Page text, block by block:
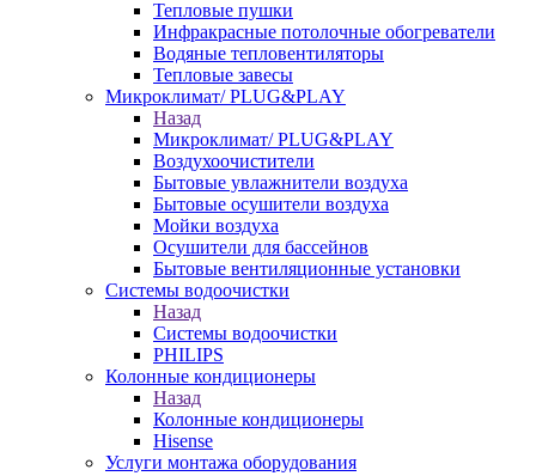
Тепловые пушки
Инфракрасные потолочные обогреватели
Водяные тепловентиляторы
Тепловые завесы
Микроклимат/ PLUG&PLAY
Назад
Микроклимат/ PLUG&PLAY
Воздухоочистители
Бытовые увлажнители воздуха
Бытовые осушители воздуха
Мойки воздуха
Осушители для бассейнов
Бытовые вентиляционные установки
Системы водоочистки
Назад
Системы водоочистки
PHILIPS
Колонные кондиционеры
Назад
Колонные кондиционеры
Hisense
Услуги монтажа оборудования